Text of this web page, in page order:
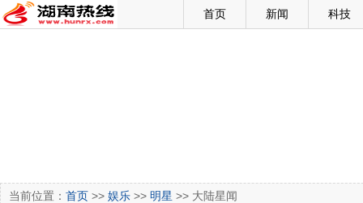
首页 新闻 科技
当前位置： 首页 >> 娱乐 >> 明星 >> 大陆星闻